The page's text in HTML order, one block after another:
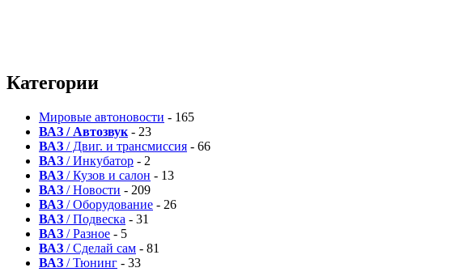
Категории
Мировые автоновости - 165
ВАЗ / Автозвук - 23
ВАЗ / Двиг. и трансмиссия - 66
ВАЗ / Инкубатор - 2
ВАЗ / Кузов и салон - 13
ВАЗ / Новости - 209
ВАЗ / Оборудование - 26
ВАЗ / Подвеска - 31
ВАЗ / Разное - 5
ВАЗ / Сделай сам - 81
ВАЗ / Тюнинг - 33